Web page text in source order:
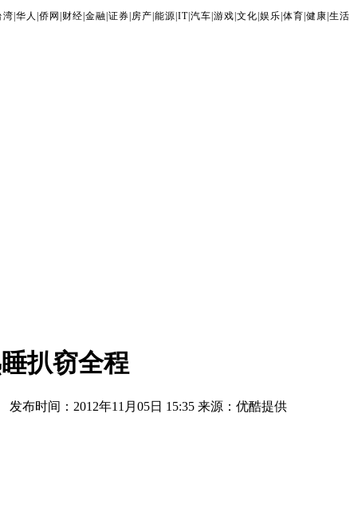
湾 华人 侨网 财经 金融 证券 房产 能源 IT| 汽车 游戏 文化 娱乐 体育 健康 生活
扒窃全程
发布时间：2012年11月05日 15:35 来源：优酷提供